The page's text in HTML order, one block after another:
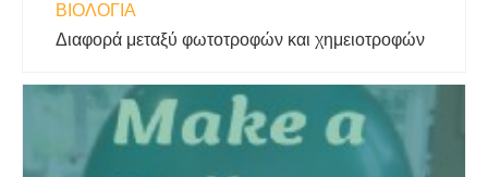
ΒΙΟΛΟΓΊΑ
Διαφορά μεταξύ φωτοτροφών και χημειοτροφών